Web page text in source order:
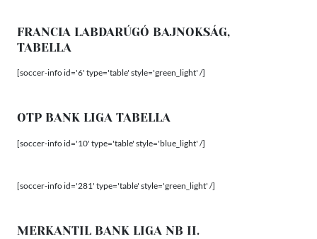
FRANCIA LABDARÚGÓ BAJNOKSÁG,
TABELLA
[soccer-info id='6' type='table' style='green_light' /]
OTP BANK LIGA TABELLA
[soccer-info id='10' type='table' style='blue_light' /]
[soccer-info id='281' type='table' style='green_light' /]
MERKANTIL BANK LIGA NB II.